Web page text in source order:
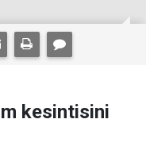
kesintisini